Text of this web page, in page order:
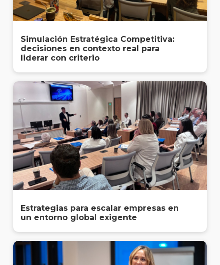
Simulación Estratégica Competitiva:
decisiones en contexto real para
liderar con criterio
Estrategias para escalar empresas en
un entorno global exigente